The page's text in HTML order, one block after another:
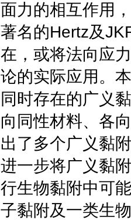
面力的相互作用
著名的Hertz及
在，或将法向应
论的实际应用。
同时存在的广义
向同性材料、各
出了多个广义黏
进一步将广义黏
行生物黏附中可
子黏附及一类生